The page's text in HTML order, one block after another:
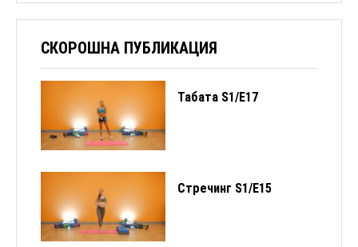
СКОРОШНА ПУБЛИКАЦИЯ
Табата S1/Е17
Стречинг S1/Е15